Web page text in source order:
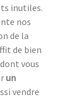
inutiles.
nos
de la
de bien
dont vous
un
vendre